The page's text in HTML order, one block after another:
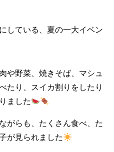
している、夏の一大イベン
や野菜、焼きそば、マシュ
たり、スイカ割りをしたり
ました
がらも、たくさん食べ、た
が見られました